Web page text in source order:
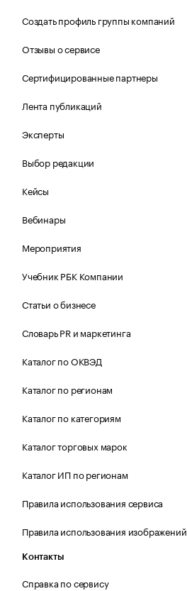
Создать профиль группы компаний
Отзывы о сервисе
Сертифицированные партнеры
Лента публикаций
Эксперты
Выбор редакции
Кейсы
Вебинары
Мероприятия
Учебник РБК Компании
Статьи о бизнесе
Словарь PR и маркетинга
Каталог по ОКВЭД
Каталог по регионам
Каталог по категориям
Каталог торговых марок
Каталог ИП по регионам
Правила использования сервиса
Правила использования изображений
Контакты
Справка по сервису